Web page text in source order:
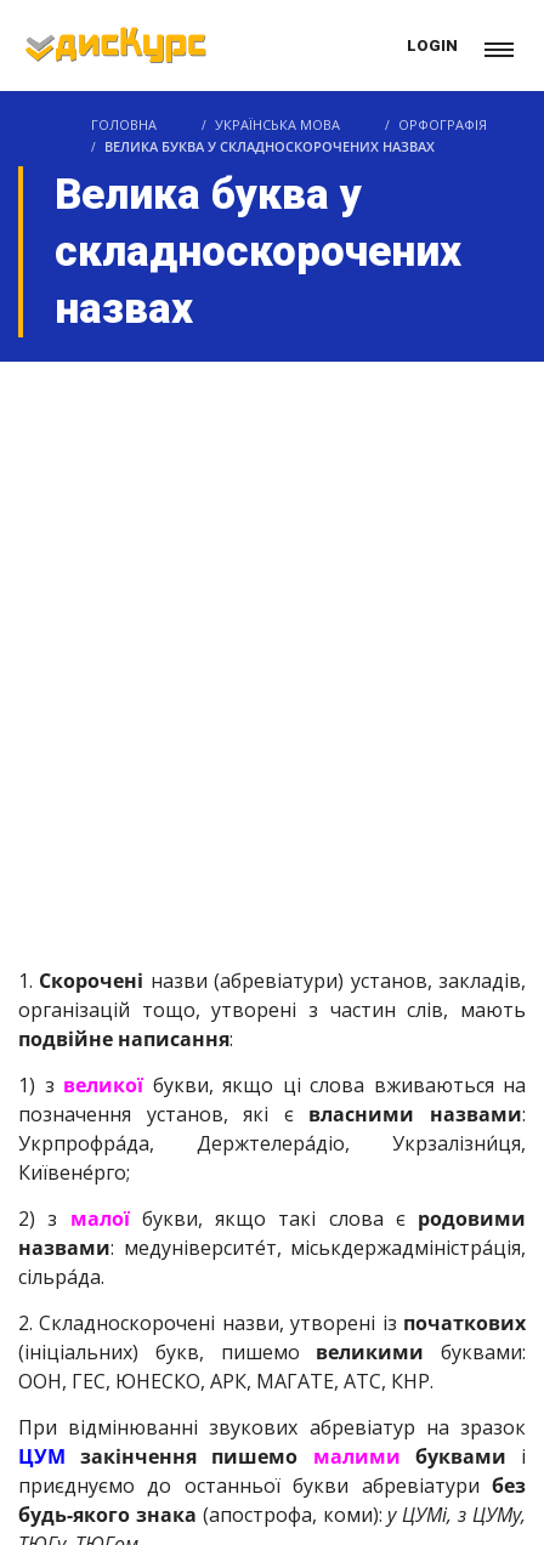
LOGIN
ГОЛОВНА УКРАЇНСЬКА МОВА
ОРФОГРАФІЯ
ВЕЛИКА БУКВА У СКЛАДНОСКОРОЧЕНИХ НАЗВАХ
Велика буква у
складноскорочених
назвах
1. Скорочені назви (абревіатури) установ, закладів,
організацій тощо, утворені з частин слів, мають
подвійне написання:
1) з великої букви, якщо ці слова вживаються на
позначення установ, які є власними назвами:
Укрпрофра́да, Держтелера́діо, Укрзалізни́ця,
Київене́рго;
2) з малоїбукви, якщо такі слова є родовими
назвами: медуніверсите́т, міськдержадміністра́ція,
сільра́да.
2. Складноскорочені назви, утворені із початкових
(ініціальних) букв, пишемо великими буквами:
ООН, ГЕС, ЮНЕСКО, АРК, МАГАТЕ, АТС, КНР.
При відмінюванні звукових абревіатур на зразок
ЦУМ
закінчення пишемо малими буквами і
приєднуємо до останньої букви абревіатури без
будь-якого знака (апострофа, коми):у ЦУМі, з ЦУМу,